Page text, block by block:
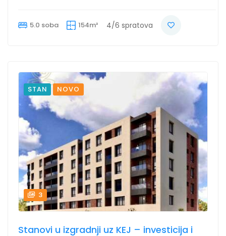
5.0 soba 154m² 4/6 spratova
STAN NOVO
3
Stanovi u izgradnji uz KEJ – investicija i